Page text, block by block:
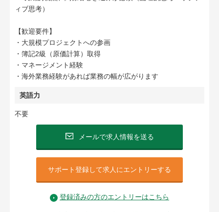
ィブ思考）
【歓迎要件】
・大規模プロジェクトへの参画
・簿記2級（原価計算）取得
・マネージメント経験
・海外業務経験があれば業務の幅が広がります
英語力
不要
メールで求人情報を送る
サポート登録して求人にエントリーする
登録済みの方のエントリーはこちら